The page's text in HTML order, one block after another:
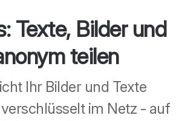
Texte, Bilder und
teilen
Ihr Bilder und Texte
im Netz - auf